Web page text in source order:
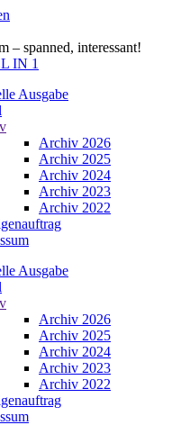
– spanned, interessant!
Ausgabe
Archiv 2026
Archiv 2025
Archiv 2024
Archiv 2023
Archiv 2022
Ausgabe
Archiv 2026
Archiv 2025
Archiv 2024
Archiv 2023
Archiv 2022